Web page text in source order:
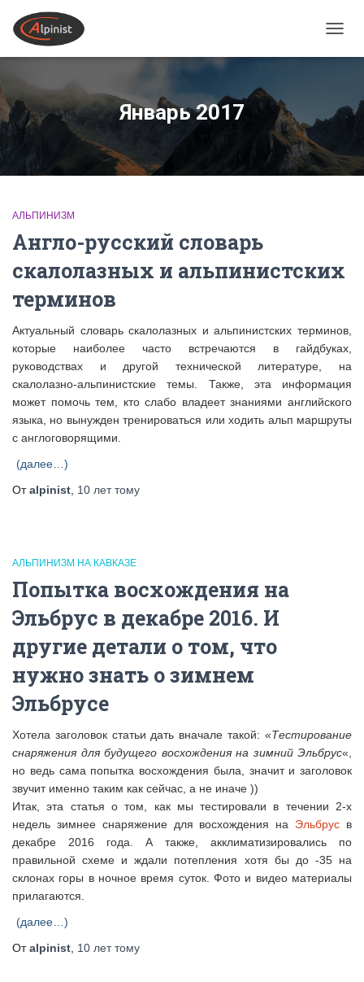
Январь 2017
АЛЬПИНИЗМ
Англо-русский словарь
скалолазных и альпинистских
терминов
Актуальный словарь скалолазных и альпинистских терминов,
которые наиболее часто встречаются в гайдбуках,
руководствах и другой технической литературе, на
скалолазно-альпинистские темы. Также, эта информация
может помочь тем, кто слабо владеет знаниями английского
языка, но вынужден тренироваться или ходить альп маршруты
с англоговорящими.
(далее…)
Отalpinist 10 леттому
АЛЬПИНИЗМ НА КАВКАЗЕ
Попытка восхождения на
Эльбрус в декабре 2016. И
другие детали о том, что
нужно знать о зимнем
Эльбрусе
Хотела заголовок статьи дать вначале такой: «Тестирование
снаряжения для будущего восхождения на зимний Эльбрус«,
но ведь сама попытка восхождения была, значит и заголовок
звучит именно таким как сейчас, а не иначе ))
Итак, эта статья о том, как мы тестировали в течении 2-х
недель зимнее снаряжение для восхождения на Эльбрус в
декабре 2016 года. А также, акклиматизировались по
правильной схеме и ждали потепления хотя бы до -35 на
склонах горы в ночное время суток. Фото и видео материалы
прилагаются.
(далее…)
Отalpinist 10 леттому